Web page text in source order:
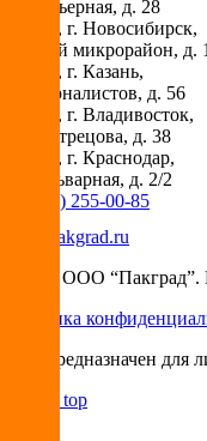
ул. Карьерная, д. 28
, г. Новосибирск,
Горский микрорайон, д.
, г. Казань,
ул. Журналистов, д. 56
, г. Владивосток,
ул. Вострецова, д. 38
, г. Краснодар,
ул. Бульварная, д. 2/2
+7 (495) 255-00-85
info@pakgrad.ru
© 2026 ООО
Политика
Сайт предназначен для
Back to top